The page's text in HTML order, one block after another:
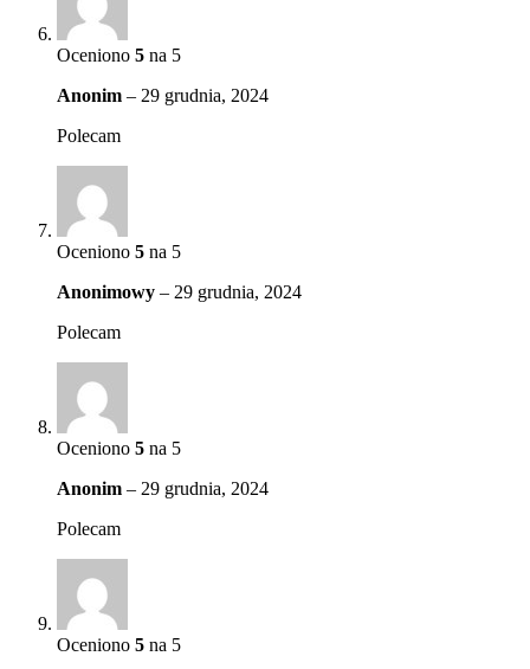
Oceniono 5 na 5
Anonim – 29 grudnia, 2024
Polecam
Oceniono 5 na 5
Anonimowy – 29 grudnia, 2024
Polecam
Oceniono 5 na 5
Anonim – 29 grudnia, 2024
Polecam
Oceniono 5 na 5